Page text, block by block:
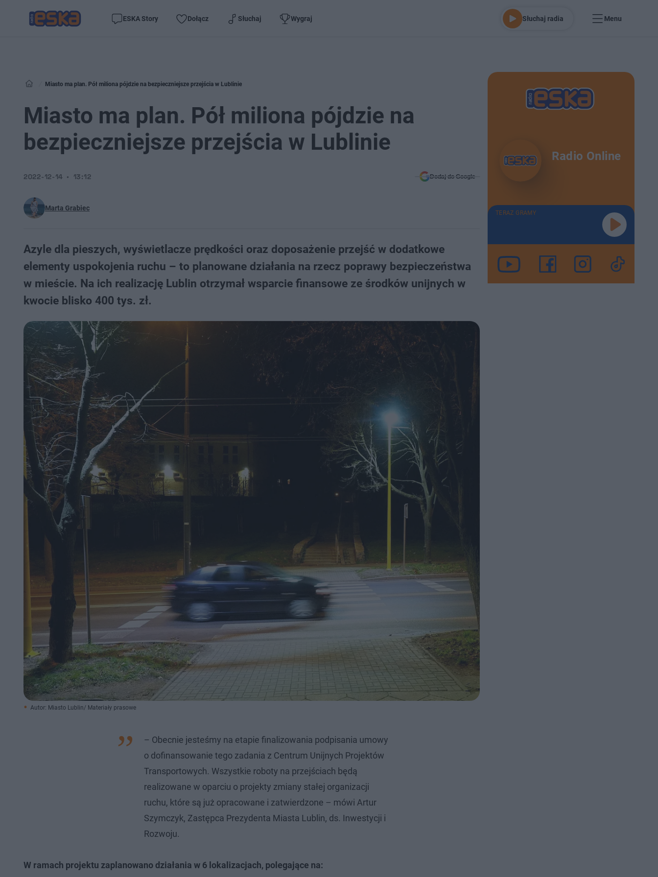
ESKA Story Dołącz Słuchaj Wygraj Słuchaj radia Menu
Miasto ma plan. Pół miliona pójdzie na bezpieczniejsze przejścia w Lublinie
Miasto ma plan. Pół miliona pójdzie na
bezpieczniejsze przejścia w Lublinie
Marta Grabiec
2022-12-14 13:12 Dodaj do Google
Azyle dla pieszych, wyświetlacze prędkości oraz doposażenie przejść w dodatkowe
elementy uspokojenia ruchu – to planowane działania na rzecz poprawy bezpieczeństwa
w mieście. Na ich realizację Lublin otrzymał wsparcie finansowe ze środków unijnych w
kwocie blisko 400 tys. zł.
Autor: Miasto Lublin/ Materiały prasowe
– Obecnie jesteśmy na etapie finalizowania podpisania umowy
o dofinansowanie tego zadania z Centrum Unijnych Projektów
Transportowych. Wszystkie roboty na przejściach będą
realizowane w oparciu o projekty zmiany stałej organizacji
ruchu, które są już opracowane i zatwierdzone – mówi Artur
Szymczyk, Zastępca Prezydenta Miasta Lublin, ds. Inwestycji i
Rozwoju.
W ramach projektu zaplanowano działania w 6 lokalizacjach, polegające na:
Radio Online
TERAZ GRAMY